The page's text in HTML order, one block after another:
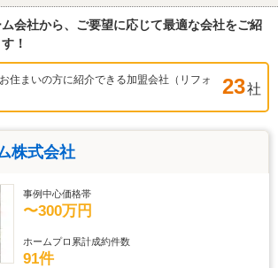
会社から、ご要望に応じて最適な会社をご紹
！
住まいの方に紹介できる加盟会社（リフォ
23社
株式会社
事例中心価格帯
〜300万円
ホームプロ累計成約件数
91件